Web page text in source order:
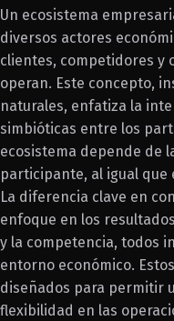
Un ecosistema
diversos actores
clientes, competidores y
operan. Este concepto,
naturales, enfatiza la
simbióticas entre los
ecosistema depende de
participante, al igual que
La diferencia clave en
enfoque en los
y la competencia, todos
entorno económico.
diseñados para permitir
flexibilidad en las